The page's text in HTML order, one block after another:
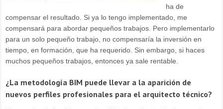
ha de
compensar el resultado. Si ya lo tengo implementado, me
compensará para abordar pequeños trabajos. Pero implementarlo
para un solo pequeño trabajo, no compensaría la inversión en
tiempo, en formación, que ha requerido. Sin embargo, si haces
muchos pequeños trabajos, entonces ya sale rentable.
¿La metodología BIM puede llevar a la aparición de
nuevos perfiles profesionales para el arquitecto técnico?